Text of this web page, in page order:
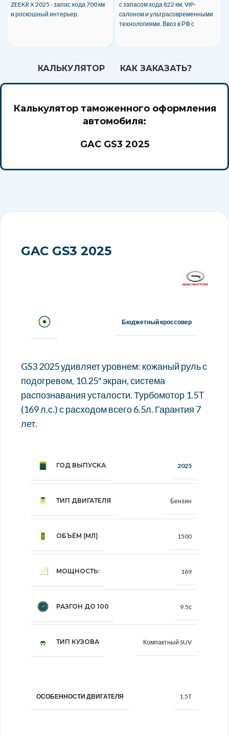
ZEEKR X 2025 - запас хода 700 км
и роскошный интерьер.
с запасом хода 822 км, VIP-
салоном и ультрасовременными
технологиями. Ввоз в РФ с
КАЛЬКУЛЯТОР КАК ЗАКАЗАТЬ?
Калькулятор таможенного оформления
автомобиля:
GAC GS3 2025
GAC GS3 2025
Бюджетный кроссовер
GS3 2025 удивляет уровнем: кожаный руль с
подогревом, 10.25″ экран, система
распознавания усталости. Турбомотор 1.5T
(169 л.с.) с расходом всего 6.5л. Гарантия 7
лет.
ГОД ВЫПУСКА 2025
ТИП ДВИГАТЕЛЯ Бензин
ОБЪЁМ (МЛ) 1500
МОЩНОСТЬ: 169
РАЗГОН ДО 100 9.5с
ТИП КУЗОВА Компактный SUV
ОСОБЕННОСТИ ДВИГАТЕЛЯ 1.5T